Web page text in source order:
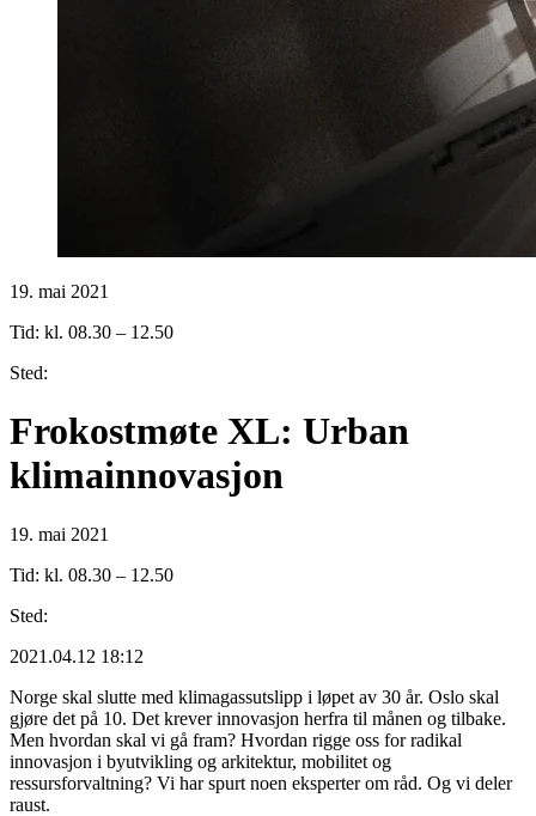
19. mai 2021
Tid: kl. 08.30 – 12.50
Sted:
Frokostmøte XL: Urban
klimainnovasjon
19. mai 2021
Tid: kl. 08.30 – 12.50
Sted:
2021.04.12 18:12
Norge skal slutte med klimagassutslipp i løpet av 30 år. Oslo skal
gjøre det på 10. Det krever innovasjon herfra til månen og tilbake.
Men hvordan skal vi gå fram? Hvordan rigge oss for radikal
innovasjon i byutvikling og arkitektur, mobilitet og
ressursforvaltning? Vi har spurt noen eksperter om råd. Og vi deler
raust.